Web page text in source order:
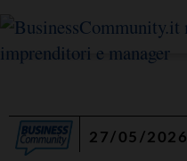
27/05/2026